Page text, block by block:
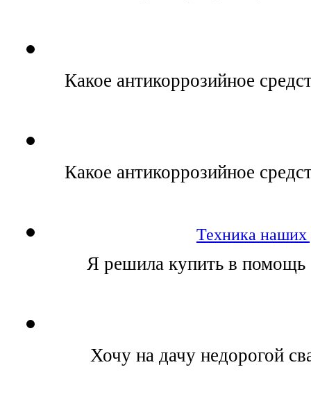
Какое антикоррозийное
Какое антикоррозийное
Техника наших
Я решила купить в помощь
Хочу на дачу недорогой